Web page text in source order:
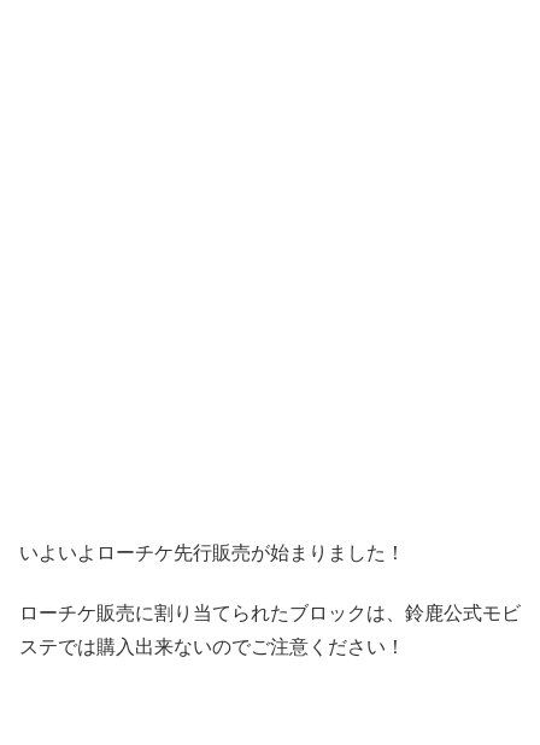
いよいよローチケ先行販売が始まりました！
ローチケ販売に割り当てられたブロックは、鈴鹿公式モビ
ステでは購入出来ないのでご注意ください！